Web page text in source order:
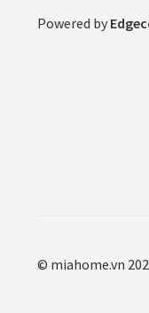
Powered by
© miahome.vn